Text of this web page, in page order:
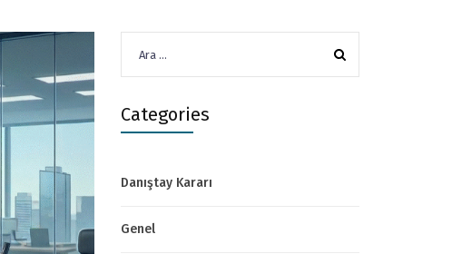
Categories
Danıştay Kararı
Genel